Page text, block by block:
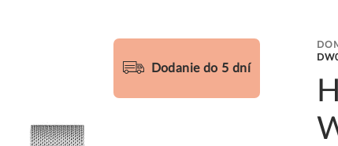
Dodanie do 5 dní